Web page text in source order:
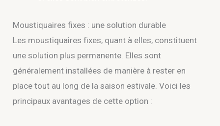
Moustiquaires fixes : une solution durable
Les moustiquaires fixes, quant à elles, constituent
une solution plus permanente. Elles sont
généralement installées de manière à rester en
place tout au long de la saison estivale. Voici les
principaux avantages de cette option :